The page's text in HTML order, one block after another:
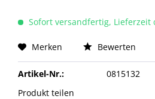
Sofort versandfertig, Lieferzeit
Merken Bewerten
Artikel-Nr.:
0815132
Produkt teilen